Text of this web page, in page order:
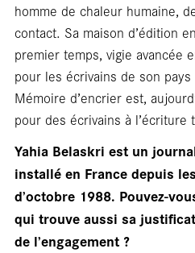
homme de chaleur humaine,
contact. Sa maison d’édition
premier temps, vigie avancée
pour les écrivains de son
Mémoire d’encrier est,
pour des écrivains à l’écriture
Yahia Belaskri est un
installé en France depuis
d’octobre 1988. Pouvez-
qui trouve aussi sa
de l’engagement ?